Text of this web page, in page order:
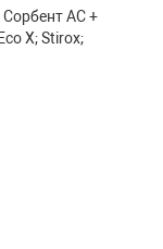
Сорбент АC +
X; Stirox;